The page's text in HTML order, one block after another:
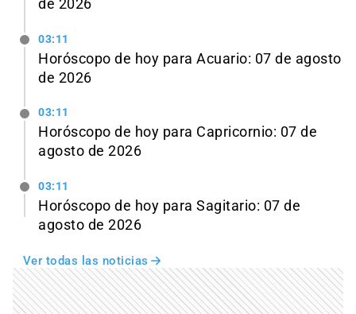
de 2026
03:11
Horóscopo de hoy para Acuario: 07 de agosto
de 2026
03:11
Horóscopo de hoy para Capricornio: 07 de
agosto de 2026
03:11
Horóscopo de hoy para Sagitario: 07 de
agosto de 2026
Ver todas las noticias